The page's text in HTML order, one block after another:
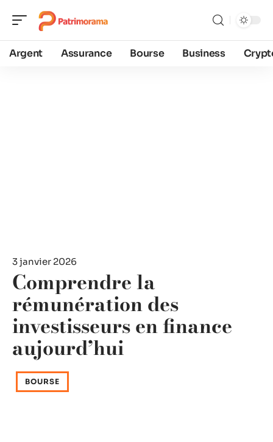
Argent Assurance Bourse Business
3 janvier 2026
Comprendre la
rémunération des
investisseurs en finance
aujourd’hui
BOURSE